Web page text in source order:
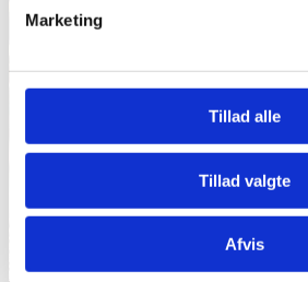
Marketing
Tillad alle
Tillad valgte
Afvis